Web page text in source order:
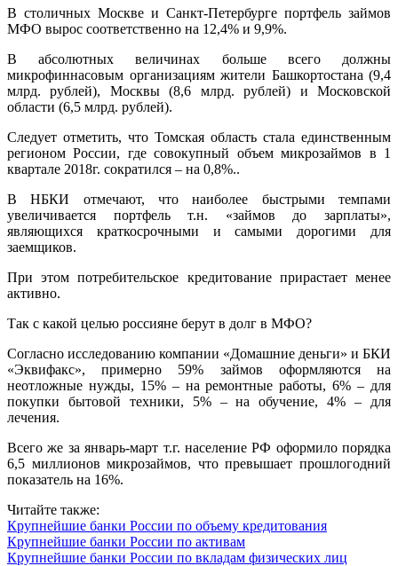
В столичных Москве и Санкт-Петербурге портфель займов
МФО вырос соответственно на 12,4% и 9,9%.
В абсолютных величинах больше всего должны
микрофиннасовым организациям жители Башкортостана (9,4
млрд. рублей), Москвы (8,6 млрд. рублей) и Московской
области (6,5 млрд. рублей).
Следует отметить, что Томская область стала единственным
регионом России, где совокупный объем микрозаймов в 1
квартале 2018г. сократился – на 0,8%..
В НБКИ отмечают, что наиболее быстрыми темпами
увеличивается портфель т.н. «займов до зарплаты»,
являющихся краткосрочными и самыми дорогими для
заемщиков.
При этом потребительское кредитование прирастает менее
активно.
Так с какой целью россияне берут в долг в МФО?
Согласно исследованию компании «Домашние деньги» и БКИ
«Эквифакс», примерно 59% займов оформляются на
неотложные нужды, 15% – на ремонтные работы, 6% – для
покупки бытовой техники, 5% – на обучение, 4% – для
лечения.
Всего же за январь-март т.г. население РФ оформило порядка
6,5 миллионов микрозаймов, что превышает прошлогодний
показатель на 16%.
Читайте также:
Крупнейшие банки России по объему кредитования
Крупнейшие банки России по активам
Крупнейшие банки России по вкладам физических лиц